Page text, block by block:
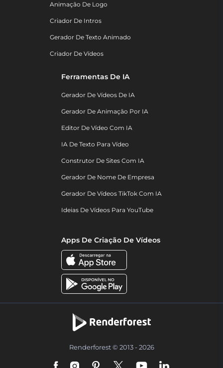
Animação De Logo
Criador De Intros
Gerador De Texto Animado
Criador De Vídeos
Ferramentas De IA
Gerador De Vídeos De IA
Gerador De Animação Por IA
Editor De Vídeo Com IA
IA De Texto Para Vídeo
Construtor De Sites Com IA
Gerador De Nome De Empresa
Gerador De Vídeos TikTok Com IA
Ideias De Vídeos Para YouTube
Apps De Criação De Vídeos
Renderforest © 2013 - 2026